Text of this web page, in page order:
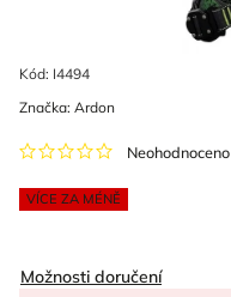
Kód: I4494
VÍCE ZA MÉNĚ
Neohodnoceno
Značka: Ardon
Možnosti doručení